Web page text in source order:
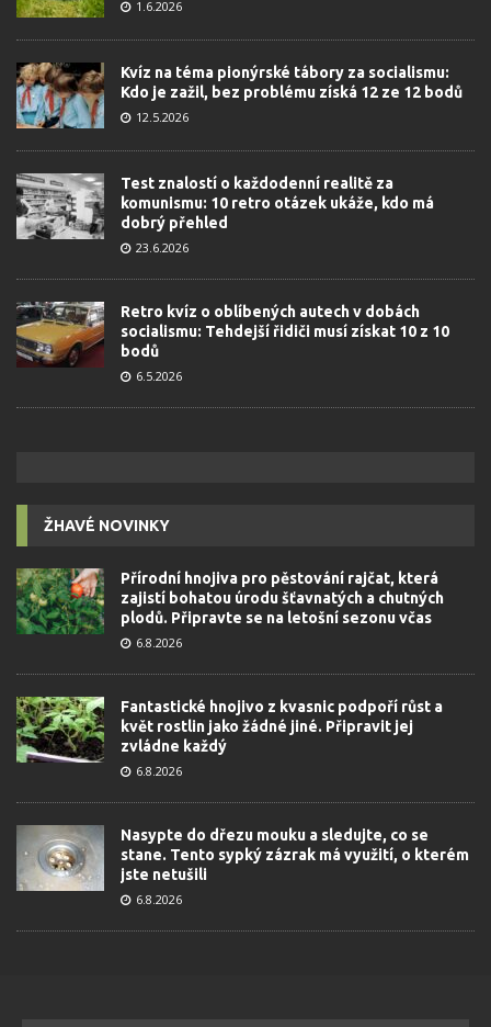
1.6.2026
Kvíz na téma pionýrské tábory za socialismu:
Kdo je zažil, bez problému získá 12 ze 12 bodů
12.5.2026
Test znalostí o každodenní realitě za
komunismu: 10 retro otázek ukáže, kdo má
dobrý přehled
23.6.2026
Retro kvíz o oblíbených autech v dobách
socialismu: Tehdejší řidiči musí získat 10 z 10
bodů
6.5.2026
ŽHAVÉ NOVINKY
Přírodní hnojiva pro pěstování rajčat, která
zajistí bohatou úrodu šťavnatých a chutných
plodů. Připravte se na letošní sezonu včas
6.8.2026
Fantastické hnojivo z kvasnic podpoří růst a
květ rostlin jako žádné jiné. Připravit jej
zvládne každý
6.8.2026
Nasypte do dřezu mouku a sledujte, co se
stane. Tento sypký zázrak má využití, o kterém
jste netušili
6.8.2026